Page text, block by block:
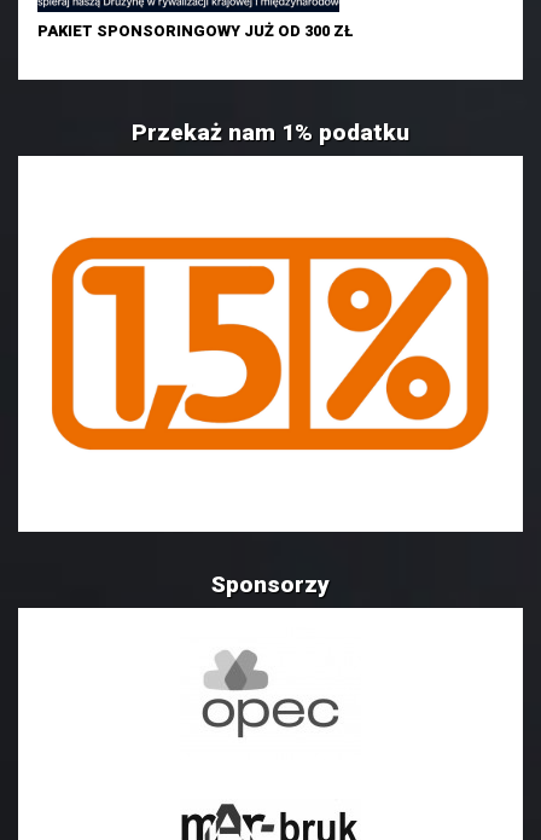
PAKIET SPONSORINGOWY JUŻ OD 300 ZŁ
Przekaż nam 1% podatku
Sponsorzy